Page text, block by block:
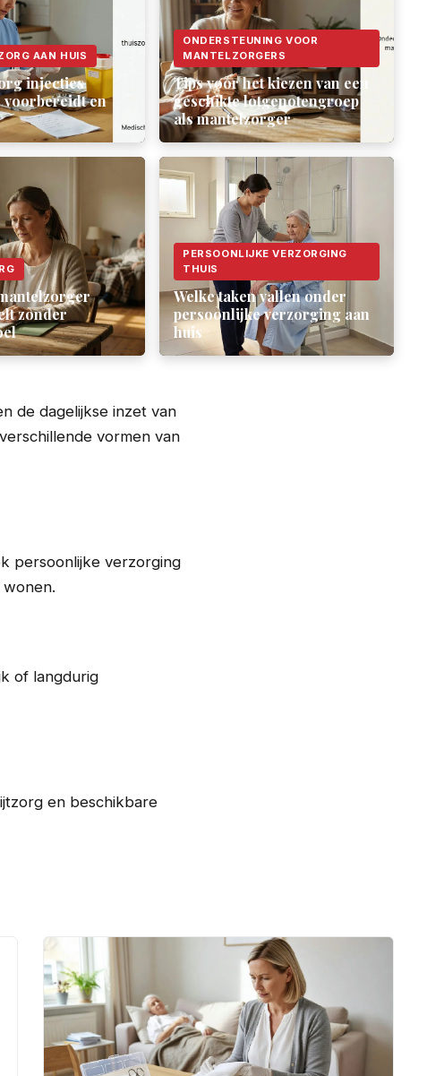
AAN HUIS
injecties
en
ONDERSTEUNING VOOR
MANTELZORGERS
Tips voor het kiezen van een
geschikte lotgenotengroep
als mantelzorger
zonder
PERSOONLIJKE VERZORGING
THUIS
Welke taken vallen onder
persoonlijke verzorging aan
huis
de dagelijkse inzet van
vormen van
persoonlijke verzorging
of langdurig
en beschikbare